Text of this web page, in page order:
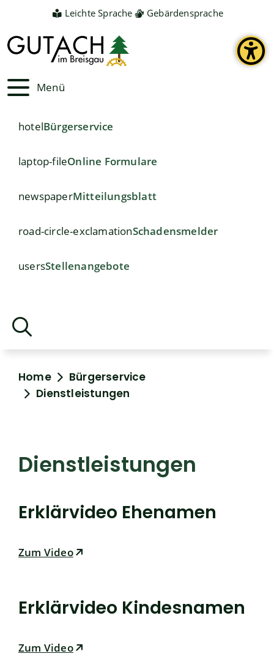
Leichte Sprache Gebärdensprache
Menü
hotelBürgerservice
laptop-fileOnline Formulare
newspaperMitteilungsblatt
road-circle-exclamationSchadensmelder
usersStellenangebote
Home
Bürgerservice
Dienstleistungen
Dienstleistungen
Erklärvideo Ehenamen
Zum Video
Erklärvideo Kindesnamen
Zum Video